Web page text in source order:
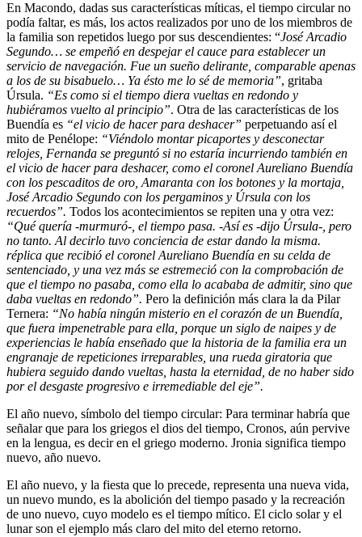
En Macondo, dadas sus características míticas, el tiempo circular no
podía faltar, es más, los actos realizados por uno de los miembros de
la familia son repetidos luego por sus descendientes: “José Arcadio
Segundo… se empeñó en despejar el cauce para establecer un
servicio de navegación. Fue un sueño delirante, comparable apenas
a los de su bisabuelo… Ya ésto me lo sé de memoria”, gritaba
Úrsula. “Es como si el tiempo diera vueltas en redondo y
hubiéramos vuelto al principio”. Otra de las características de los
Buendía es “el vicio de hacer para deshacer” perpetuando así el
mito de Penélope: “Viéndolo montar picaportes y desconectar
relojes, Fernanda se preguntó si no estaría incurriendo también en
el vicio de hacer para deshacer, como el coronel Aureliano Buendía
con los pescaditos de oro, Amaranta con los botones y la mortaja,
José Arcadio Segundo con los pergaminos y Úrsula con los
recuerdos”. Todos los acontecimientos se repiten una y otra vez:
“Qué quería -murmuró-, el tiempo pasa. -Así es -dijo Úrsula-, pero
no tanto. Al decirlo tuvo conciencia de estar dando la misma.
réplica que recibió el coronel Aureliano Buendía en su celda de
sentenciado, y una vez más se estremeció con la comprobación de
que el tiempo no pasaba, como ella lo acababa de admitir, sino que
daba vueltas en redondo”. Pero la definición más clara la da Pilar
Ternera: “No había ningún misterio en el corazón de un Buendía,
que fuera impenetrable para ella, porque un siglo de naipes y de
experiencias le había enseñado que la historia de la familia era un
engranaje de repeticiones irreparables, una rueda giratoria que
hubiera seguido dando vueltas, hasta la eternidad, de no haber sido
por el desgaste progresivo e irremediable del eje”.
El año nuevo, símbolo del tiempo circular: Para terminar habría que
señalar que para los griegos el dios del tiempo, Cronos, aún pervive
en la lengua, es decir en el griego moderno. Jronia significa tiempo
nuevo, año nuevo.
El año nuevo, y la fiesta que lo precede, representa una nueva vida,
un nuevo mundo, es la abolición del tiempo pasado y la recreación
de uno nuevo, cuyo modelo es el tiempo mítico. El ciclo solar y el
lunar son el ejemplo más claro del mito del eterno retorno.